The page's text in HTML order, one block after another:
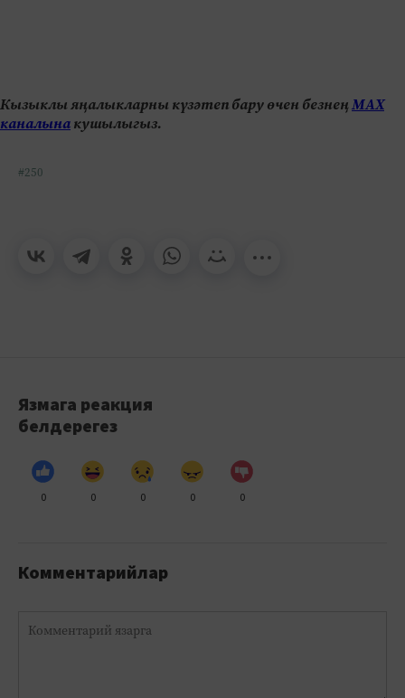
Кызыклы яңалыкларны күзәтеп бару өчен безнеңМАХ
каналынакушылыгыз.
#250
Язмага реакция
белдерегез
0 0 0 0 0
Комментарийлар